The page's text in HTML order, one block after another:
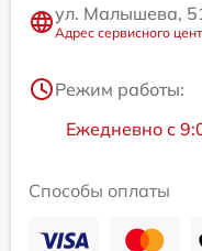
ул. Малышева,
Адрес сервисного
Режим работы:
Ежедневно с
Способы оплаты